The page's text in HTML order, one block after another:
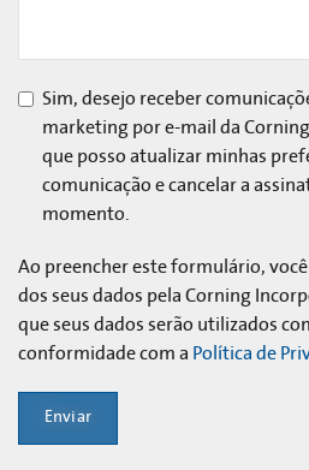
Sim, desejo receber
marketing por e-mail da
que posso atualizar minhas
comunicação e cancelar a
momento.
Ao preencher este formulário, você
dos seus dados pela Corning
que seus dados serão utilizados
conformidade com a Política de
Enviar